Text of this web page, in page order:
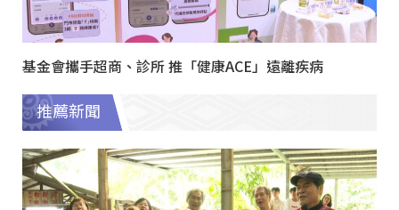
基金會攜手超商、診所 推「健康ACE」遠離疾病
推薦新聞